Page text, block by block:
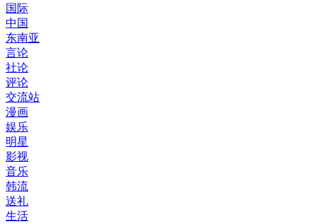
国际
中国
东南亚
言论
社论
评论
交流站
漫画
娱乐
明星
影视
音乐
韩流
送礼
生活